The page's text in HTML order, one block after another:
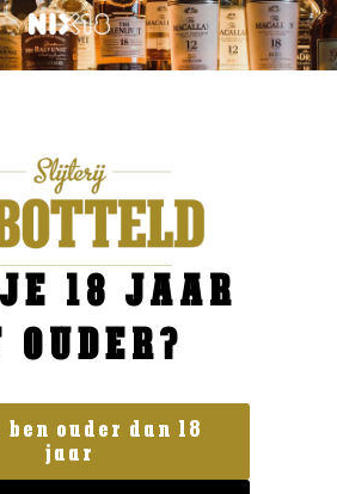
18 JAAR
OUDER?
ouder dan 18
jaar